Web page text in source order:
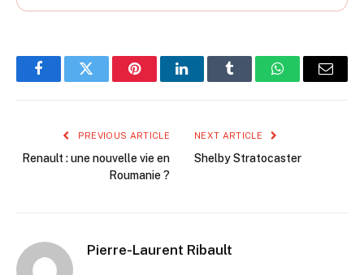
FacebookTwitter PinterestLinkedInTumblr WhatsAppEmail
PREVIOUS ARTICLE
Renault : une nouvelle vie en
Roumanie ?
NEXT ARTICLE
Shelby Stratocaster
Pierre-Laurent Ribault